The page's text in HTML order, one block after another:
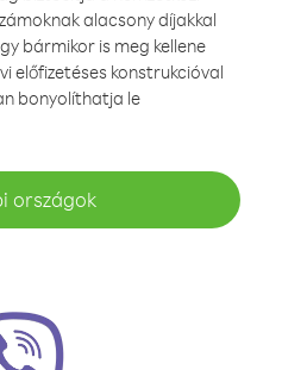
alacsony díjakkal
bármikor is meg kellene
előfizetéses konstrukcióval
bonyolíthatja le
országok